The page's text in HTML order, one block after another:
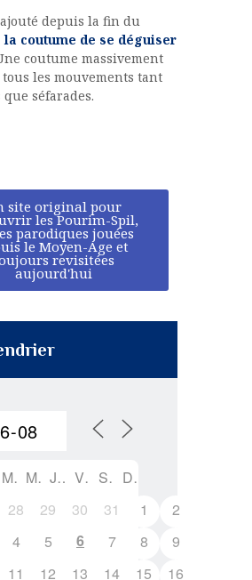
ajouté depuis la fin du
la coutume de se déguiser
coutume massivement
les mouvements tant
que séfarades.
site original pour
les Pourim-Spil,
parodiques jouées
le Moyen-Age et
revisitées
aujourd'hui
M M J V S
D
28 29 30 31 1
2
4 5 6 7 8
9
11 12 13 14 15
16